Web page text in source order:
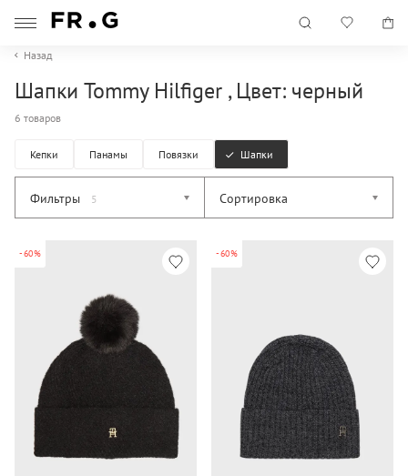
Назад
Шапки Tommy Hilfiger , Цвет: черный
6 товаров
Кепки Панамы Повязки Шапки
Фильтры 5 Сортировка
-60% -60%